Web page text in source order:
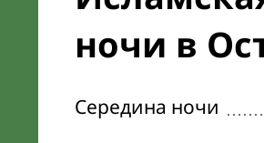
ночи в
Середина ночи